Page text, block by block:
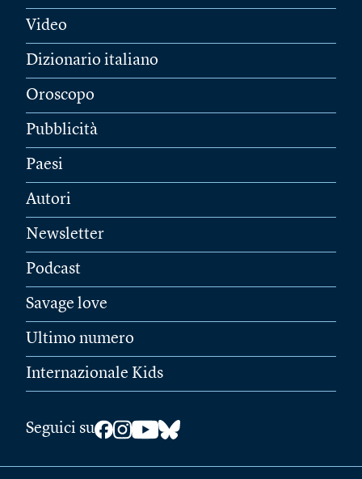
Video
Dizionario italiano
Oroscopo
Pubblicità
Paesi
Autori
Newsletter
Podcast
Savage love
Ultimo numero
Internazionale Kids
Seguici su